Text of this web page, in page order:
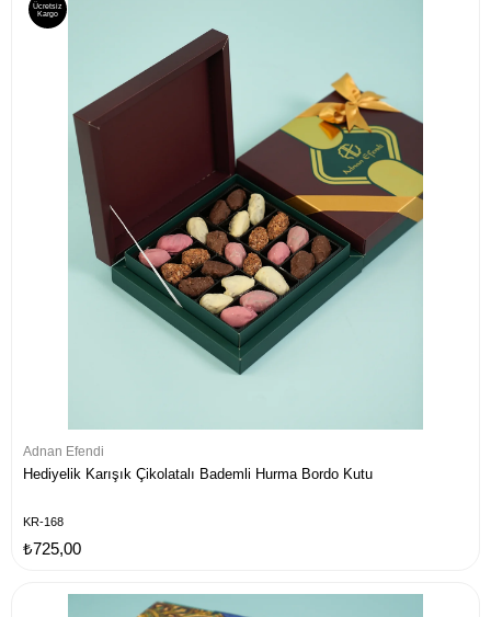
Adnan Efendi
Hediyelik Karışık Çikolatalı Bademli Hurma Bordo Kutu
KR-168
₺725,00
Ücretsiz
Kargo